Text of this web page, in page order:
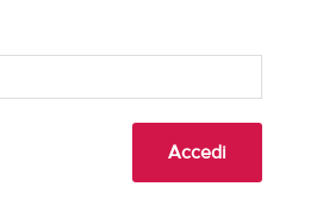
Accedi